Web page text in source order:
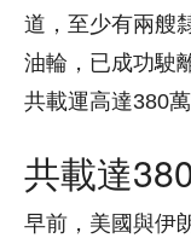
道，至少有兩艘
油輪，已成功駛
共載運高達380萬
共載達
早前，美國與伊